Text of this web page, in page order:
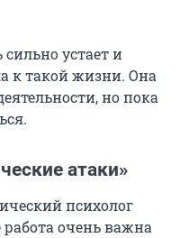
устает и
к такой жизни. Она
но пока
атаки»
психолог
очень важна